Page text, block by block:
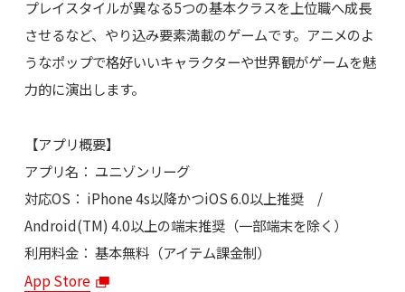
プレイスタイルが異なる5つの基本クラスを上位職へ成長
させるなど、やり込み要素満載のゲームです。アニメのよ
うなポップで格好いいキャラクターや世界観がゲームを魅
力的に演出します。
【アプリ概要】
アプリ名： ユニゾンリーグ
対応OS： iPhone 4s以降かつiOS 6.0以上推奨 /
Android(TM) 4.0以上の端末推奨（一部端末を除く）
利用料金： 基本無料（アイテム課金制）
App Store